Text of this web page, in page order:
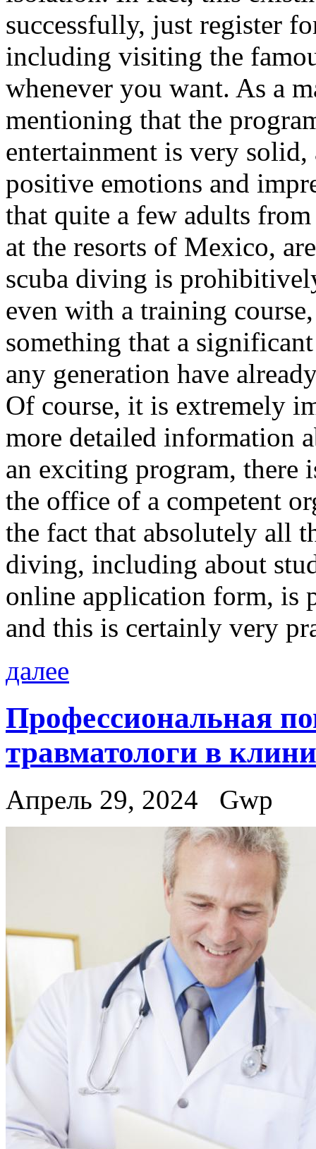
successfully, just register
including visiting the
whenever you want. As a
mentioning that the
entertainment is very
positive emotions and
that quite a few adults
at the resorts of Mexico,
scuba diving is
even with a training
something that a
any generation have
Of course, it is extremely
more detailed information
an exciting program, there
the office of a competent
the fact that absolutely all
diving, including about
online application form, is
and this is certainly very
далее
Профессиональная
травматологи в
Апрель 29, 2024 Gwp